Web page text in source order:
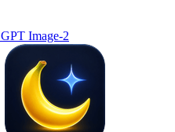
GPT Image-2